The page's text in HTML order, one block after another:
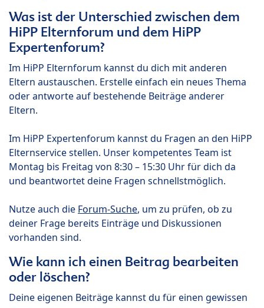
Was ist der Unterschied zwischen dem
HiPP Elternforum und dem HiPP
Expertenforum?
Im HiPP Elternforum kannst du dich mit anderen
Eltern austauschen. Erstelle einfach ein neues Thema
oder antworte auf bestehende Beiträge anderer
Eltern.
Im HiPP Expertenforum kannst du Fragen an den HiPP
Elternservice stellen. Unser kompetentes Team ist
Montag bis Freitag von 8:30 – 15:30 Uhr für dich da
und beantwortet deine Fragen schnellstmöglich.
Nutze auch die Forum-Suche, um zu prüfen, ob zu
deiner Frage bereits Einträge und Diskussionen
vorhanden sind.
Wie kann ich einen Beitrag bearbeiten
oder löschen?
Deine eigenen Beiträge kannst du für einen gewissen